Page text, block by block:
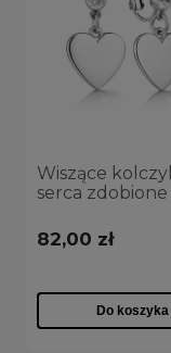
Wiszące
serca zdobione
(P13379AG)
82,00 zł
Do koszyka